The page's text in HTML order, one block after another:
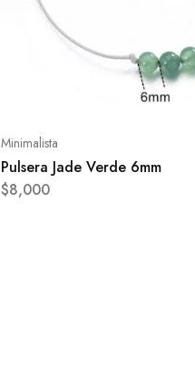
Minimalista
Pulsera Jade Verde 6mm
$8,000